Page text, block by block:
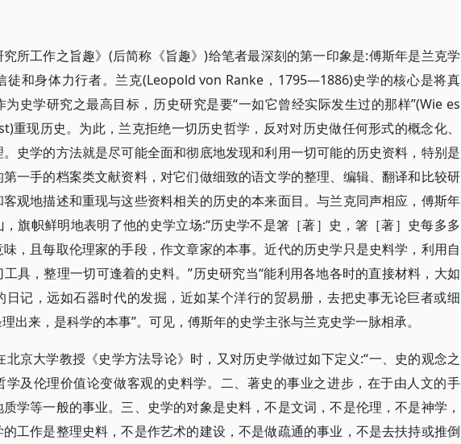
所工作之旨趣》(后简称《旨趣》)给笔者最深刻的第一印象是:傅斯年是兰克学
徒和身体力行者。兰克(Leopold von Ranke，1795—1886)史学的核心是将真
史学研究之最高目标，历史研究是要“一如它曾经实际发生过的那样”(Wie es
重现历史。为此，兰克拒绝一切历史哲学，反对对历史做任何形式的概念化、
史学的方法就是尽可能全面和彻底地发现和利用一切可能的历史资料，特别是
一手的档案类文献资料，对它们做细致的语文学的整理、编辑、翻译和比较研
观地描述和重现与这些资料相关的历史的本来面目。与兰克同声相应，傅斯年
旗帜鲜明地表明了他的史学立场:“历史学不是箸［著］史，箸［著］史每多多
，且每取伦理家的手段，作文章家的本事。近代的历史学只是史料学，利用自
具，整理一切可逢着的史料。”历史研究当“能利用各地各时的直接材料，大如
日记，远如石器时代的发掘，近如某个洋行的贸易册，去把史事无论巨者或细
出来，是科学的本事”。可见，傅斯年的史学主张与兰克史学一脉相承。
北京大学教授《史学方法导论》时，又对历史学做过如下定义:“一、史的观念之
学及伦理价值论变做客观的史料学。二、著史的事业之进步，在于由人文的手
学等一般的事业。三、史学的对象是史料，不是文词，不是伦理，不是神学，
工作是整理史料，不是作艺术的建设，不是做疏通的事业，不是去扶持或推倒